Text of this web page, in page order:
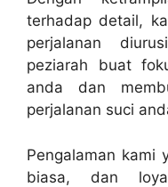
terhadap detail,
perjalanan
peziarah buat
anda dan
perjalanan suci
Pengalaman kami
biasa, dan